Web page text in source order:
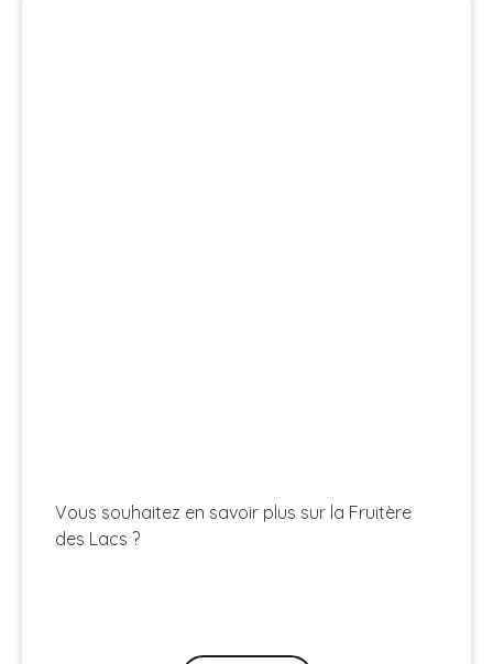
Vous souhaitez en savoir plus sur la Fruitère
des Lacs ?